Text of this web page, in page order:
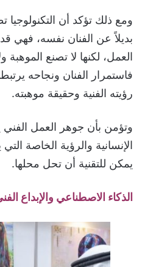
ومع ذلك تؤكد أن
بديلاً عن الفنان نفسه، فهي
العمل، لكنها لا تصنع الموهبة
فاستمرار الفنان ونجاحه
رؤيته الفنية وحقيقة موهبته.
وتؤمن بأن جوهر العمل الفني
الإنسانية والرؤية الخاصة
يمكن للتقنية أن تحل محلها.
الذكاء الاصطناعي والإبداع